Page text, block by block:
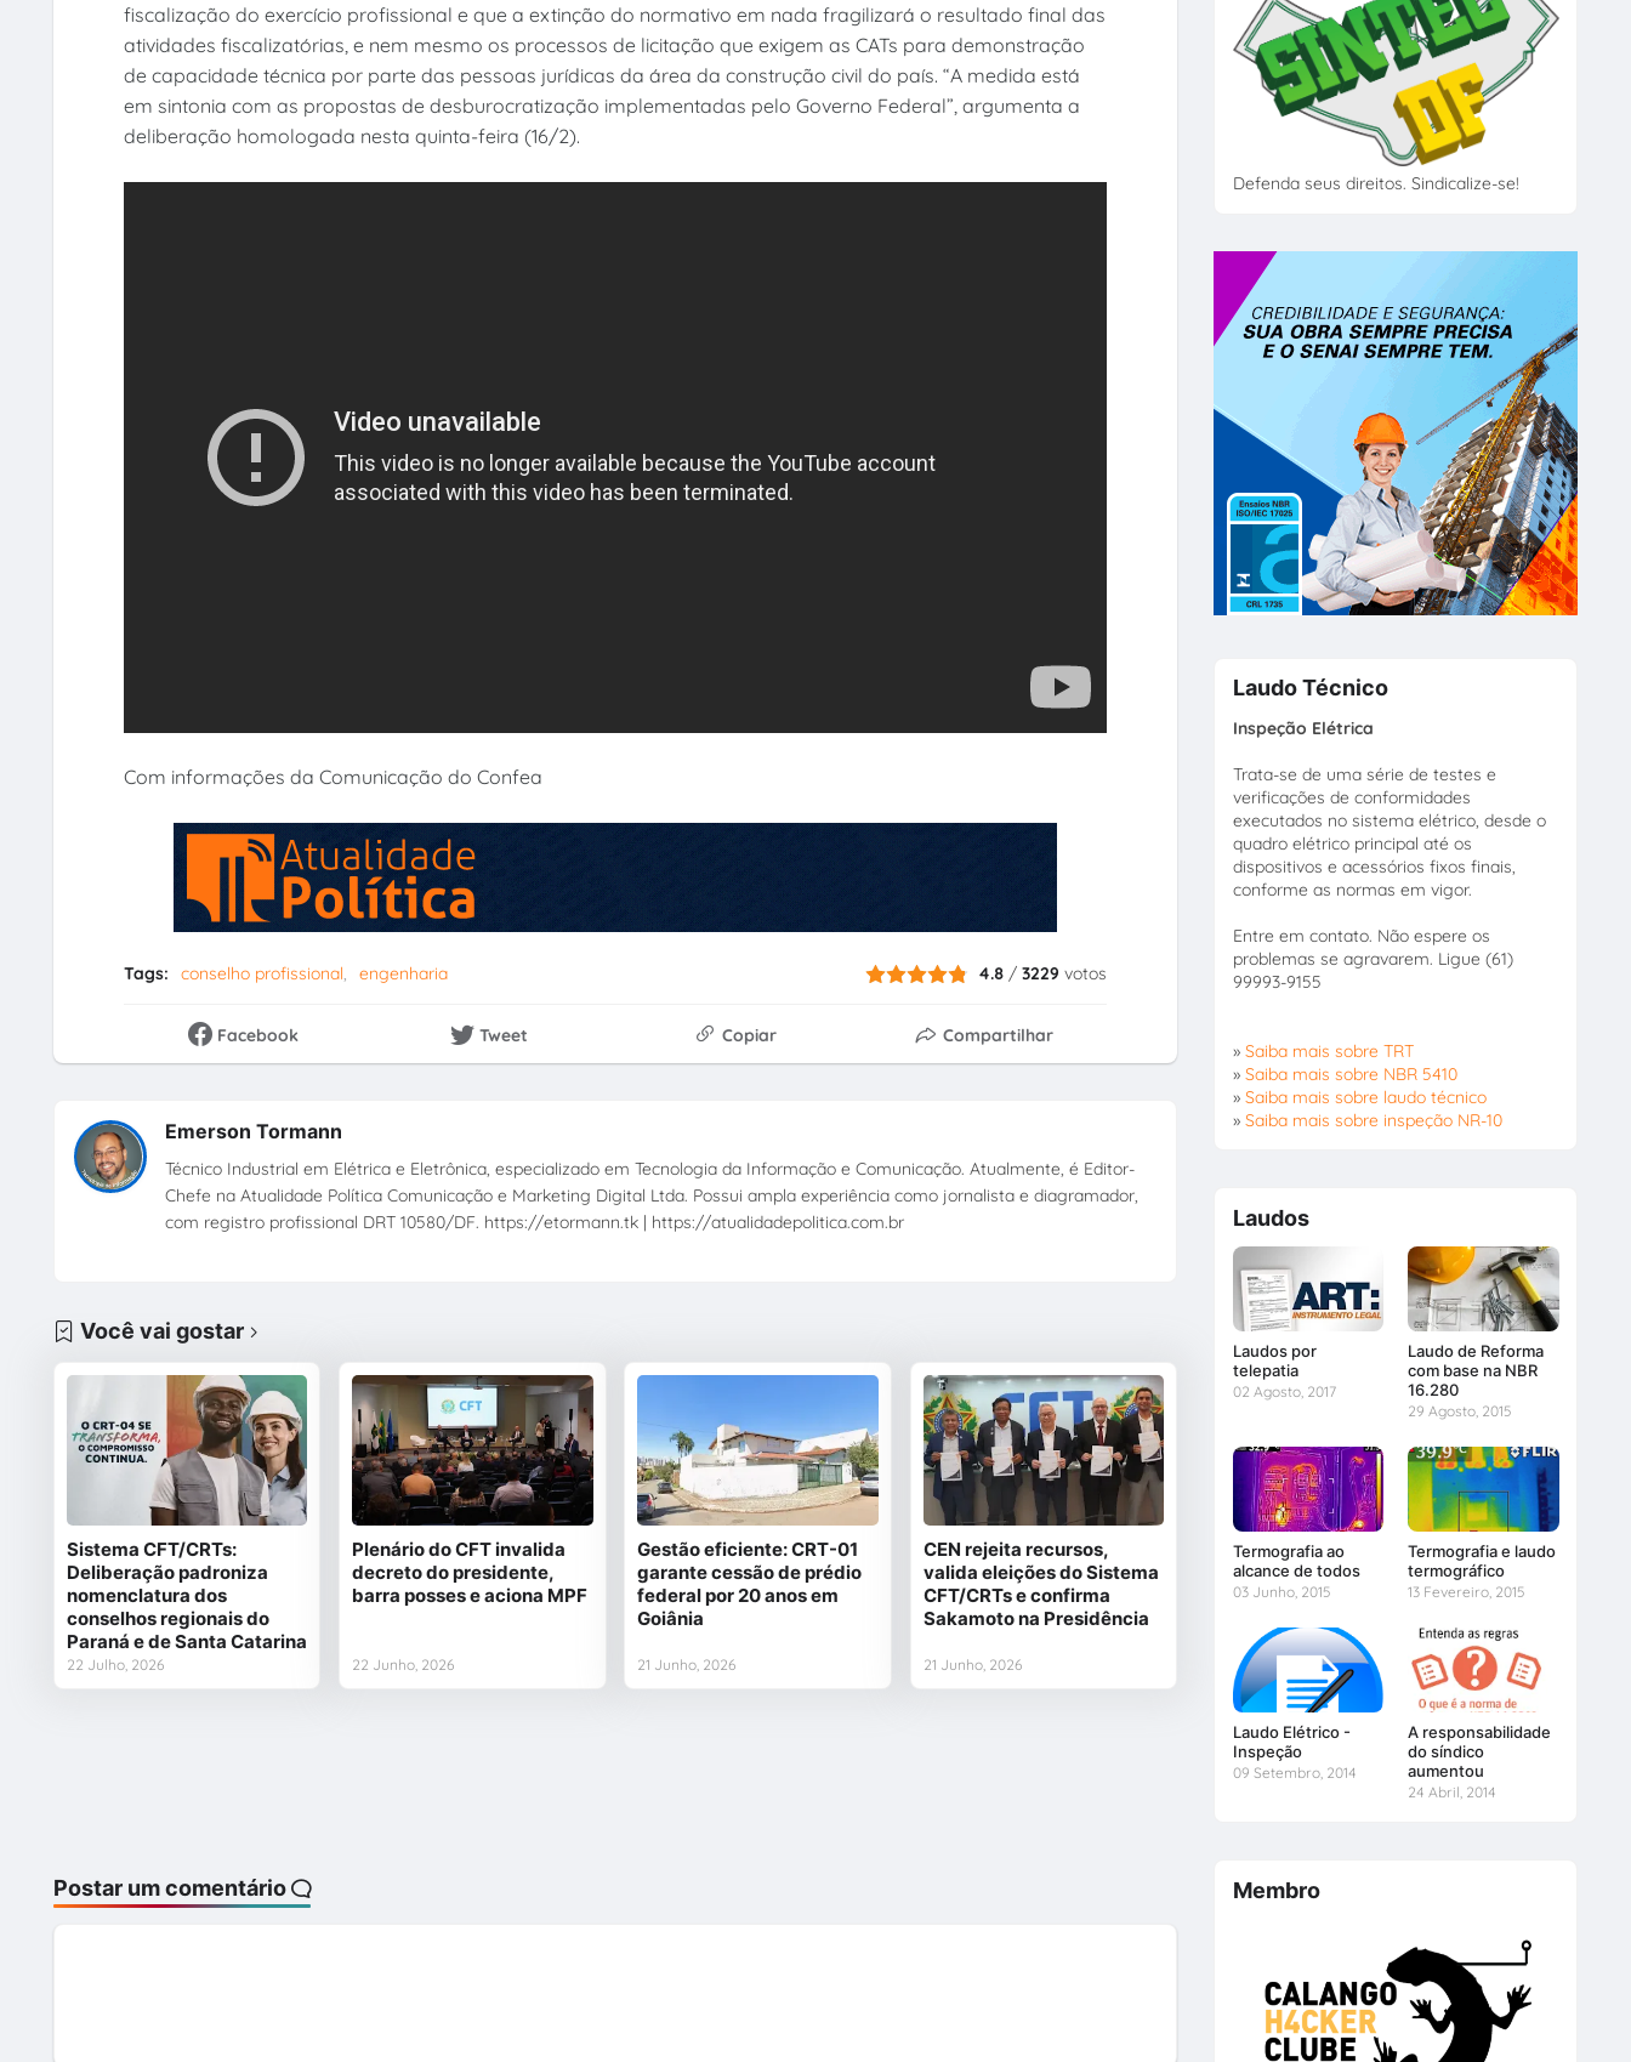
fiscalização do exercício profissional e que a extinção do normativo em nada fragilizará o resultado final das
atividades fiscalizatórias, e nem mesmo os processos de licitação que exigem as CATs para demonstração
de capacidade técnica por parte das pessoas jurídicas da área da construção civil do país. “A medida está
em sintonia com as propostas de desburocratização implementadas pelo Governo Federal”, argumenta a
deliberação homologada nesta quinta-feira (16/2).
Com informações da Comunicação do Confea
Tags: conselho profissional engenharia 4.8 /3229 votos
Facebook Tweet Copiar Compartilhar
Emerson Tormann
Técnico Industrial em Elétrica e Eletrônica, especializado em Tecnologia da Informação e Comunicação. Atualmente, é Editor-
Chefe na Atualidade Política Comunicação e Marketing Digital Ltda. Possui ampla experiência como jornalista e diagramador,
com registro profissional DRT 10580/DF. https://etormann.tk | https://atualidadepolitica.com.br
Você vai gostar
Sistema CFT/CRTs:
Deliberação padroniza
nomenclatura dos
conselhos regionais do
Paraná e de Santa Catarina
22 Julho, 2026
Plenário do CFT invalida
decreto do presidente,
barra posses e aciona MPF
22 Junho, 2026
Gestão eficiente: CRT-01
garante cessão de prédio
federal por 20 anos em
Goiânia
21 Junho, 2026
CEN rejeita recursos,
valida eleições do Sistema
CFT/CRTs e confirma
Sakamoto na Presidência
21 Junho, 2026
Postar um comentário
Defenda seus direitos. Sindicalize-se!
Laudo Técnico
Inspeção Elétrica
Trata-se de uma série de testes e
verificações de conformidades
executados no sistema elétrico, desde o
quadro elétrico principal até os
dispositivos e acessórios fixos finais,
conforme as normas em vigor.
Entre em contato. Não espere os
problemas se agravarem. Ligue (61)
99993-9155
» Saiba mais sobre TRT
» Saiba mais sobre NBR 5410
» Saiba mais sobre laudo técnico
» Saiba mais sobre inspeção NR-10
Laudos
Laudos por
telepatia
02 Agosto, 2017
Laudo de Reforma
com base na NBR
16.280
29 Agosto, 2015
Termografia ao
alcance de todos
03 Junho, 2015
Termografia e laudo
termográfico
13 Fevereiro, 2015
Laudo Elétrico -
Inspeção
09 Setembro, 2014
A responsabilidade
do síndico
aumentou
24 Abril, 2014
Membro